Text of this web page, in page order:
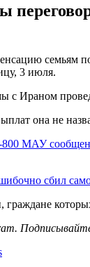
3 июля.
с Ираном
она не
800 МАУ
сбил
граждане